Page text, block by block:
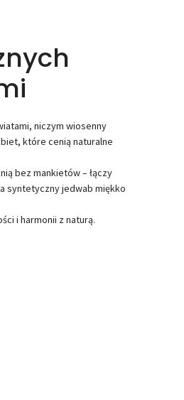
niczym wiosenny
które cenią naturalne
bez mankietów – łączy
syntetyczny jedwab miękko
i harmonii z naturą.